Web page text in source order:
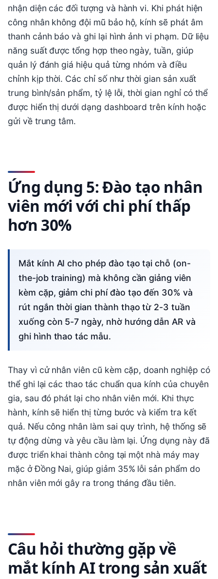
nhận diện các đối tượng và hành vi. Khi phát hiện
công nhân không đội mũ bảo hộ, kính sẽ phát âm
thanh cảnh báo và ghi lại hình ảnh vi phạm. Dữ liệu
năng suất được tổng hợp theo ngày, tuần, giúp
quản lý đánh giá hiệu quả từng nhóm và điều
chỉnh kịp thời. Các chỉ số như thời gian sản xuất
trung bình/sản phẩm, tỷ lệ lỗi, thời gian nghỉ có thể
được hiển thị dưới dạng dashboard trên kính hoặc
gửi về trung tâm.
Ứng dụng 5: Đào tạo nhân
viên mới với chi phí thấp
hơn 30%
Mắt kính AI cho phép đào tạo tại chỗ (on-
the-job training) mà không cần giảng viên
kèm cặp, giảm chi phí đào tạo đến 30% và
rút ngắn thời gian thành thạo từ 2-3 tuần
xuống còn 5-7 ngày, nhờ hướng dẫn AR và
ghi hình thao tác mẫu.
Thay vì cử nhân viên cũ kèm cặp, doanh nghiệp có
thể ghi lại các thao tác chuẩn qua kính của chuyên
gia, sau đó phát lại cho nhân viên mới. Khi thực
hành, kính sẽ hiển thị từng bước và kiểm tra kết
quả. Nếu công nhân làm sai quy trình, hệ thống sẽ
tự động dừng và yêu cầu làm lại. Ứng dụng này đã
được triển khai thành công tại một nhà máy may
mặc ở Đồng Nai, giúp giảm 35% lỗi sản phẩm do
nhân viên mới gây ra trong tháng đầu tiên.
Câu hỏi thường gặp về
mắt kính AI trong sản xuất